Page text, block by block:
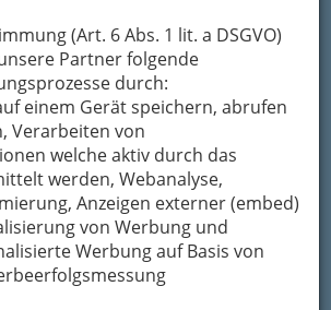
(Art. 6 Abs. 1 lit. a DSGVO)
Partner folgende
durch:
einem Gerät speichern, abrufen
Verarbeiten von
welche aktiv durch das
werden, Webanalyse,
Anzeigen externer (embed)
von Werbung und
Werbung auf Basis von